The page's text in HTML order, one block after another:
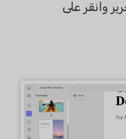
وانقر على